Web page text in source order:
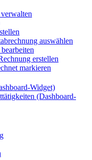
auswählen
erstellen
markieren
Widget)
(Dashboard-